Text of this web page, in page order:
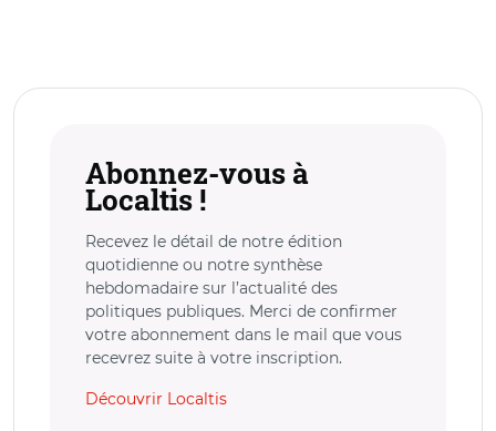
Abonnez-vous à
Localtis !
Recevez le détail de notre édition
quotidienne ou notre synthèse
hebdomadaire sur l’actualité des
politiques publiques. Merci de confirmer
votre abonnement dans le mail que vous
recevrez suite à votre inscription.
Découvrir Localtis